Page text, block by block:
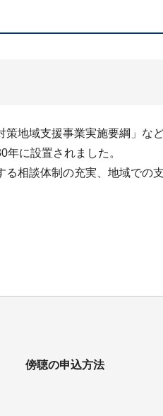
地域支援事業実施要綱」な
に設置されました。
相談体制の充実、地域での
傍聴の申込方法